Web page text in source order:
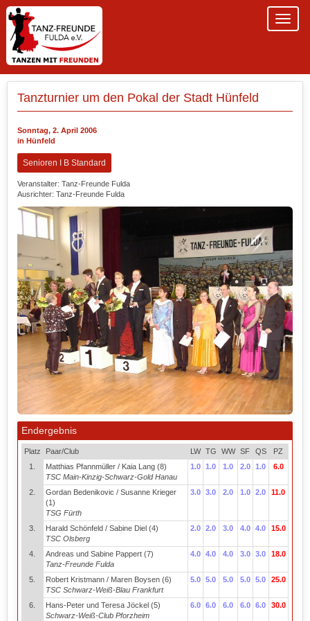
Tanzturnier um den Pokal der Stadt Hünfeld
Sonntag, 2. April 2006
in Hünfeld
Senioren I B Standard
Veranstalter: Tanz-Freunde Fulda
Ausrichter: Tanz-Freunde Fulda
Endergebnis
Platz Paar/Club LW TG WW SF QS
PZ
1.
Matthias Pfannmüller / Kaia Lang (8)
TSC Main-Kinzig-Schwarz-Gold Hanau
1.0 1.0 1.0 2.0 1.0 6.0
2.
Gordan Bedenikovic / Susanne Krieger
(1)
TSG Fürth
3.0 3.0 2.0 1.0 2.0 11.0
3.
Harald Schönfeld / Sabine Diel (4)
TSC Olsberg
2.0 2.0 3.0 4.0 4.0 15.0
4.
Andreas und Sabine Pappert (7)
Tanz-Freunde Fulda
4.0 4.0 4.0 3.0 3.0 18.0
5.
Robert Kristmann / Maren Boysen (6)
TSC Schwarz-Weiß-Blau Frankfurt
5.0 5.0 5.0 5.0 5.0 25.0
6.
Hans-Peter und Teresa Jöckel (5)
Schwarz-Weiß-Club Pforzheim
6.0 6.0 6.0 6.0 6.0 30.0